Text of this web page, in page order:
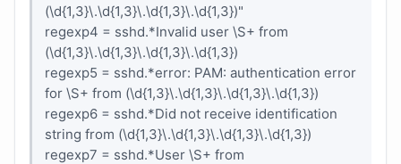
(\d{1,3}\.\d{1,3}\.\d{1,3}\.\d{1,3})"
regexp4 = sshd.*Invalid user \S+ from
(\d{1,3}\.\d{1,3}\.\d{1,3}\.\d{1,3})
regexp5 = sshd.*error: PAM: authentication error
for \S+ from (\d{1,3}\.\d{1,3}\.\d{1,3}\.\d{1,3})
regexp6 = sshd.*Did not receive identification
string from (\d{1,3}\.\d{1,3}\.\d{1,3}\.\d{1,3})
regexp7 = sshd.*User \S+ from